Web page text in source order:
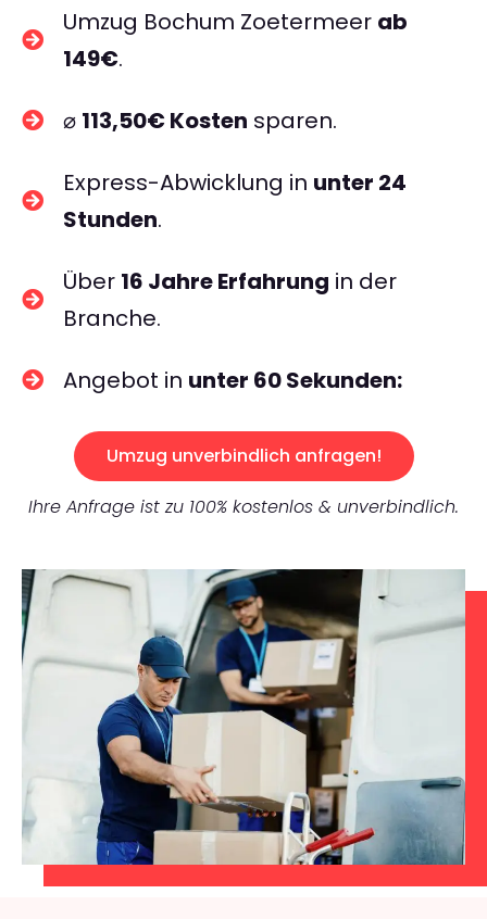
Umzug Bochum Zoetermeer ab
149€.
⌀ 113,50€ Kosten sparen.
Express-Abwicklung in unter 24
Stunden.
Über 16 Jahre Erfahrung in der
Branche.
Angebot in unter 60 Sekunden:
Umzug unverbindlich anfragen!
Ihre Anfrage ist zu 100% kostenlos & unverbindlich.